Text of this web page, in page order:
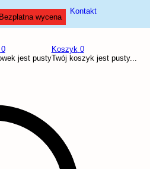
Bezpłatna wycena
Kontakt
0
jest pusty
Koszyk 0
Twój koszyk jest pusty...